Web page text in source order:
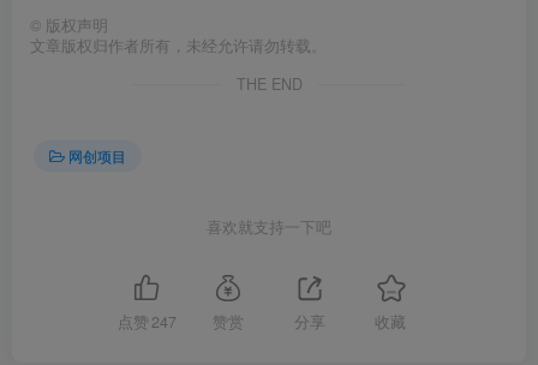
© 版权声明
文章版权归作者所有，未经允许请勿转载。
THE END
网创项目
喜欢就支持一下吧
点赞 247 赞赏 分享 收藏